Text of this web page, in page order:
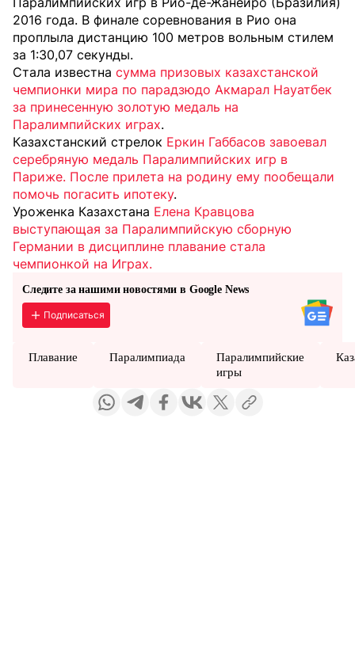
2016 года. В финале соревнования в Рио она
проплыла дистанцию 100 метров вольным стилем
за 1:30,07 секунды.
Стала известна сумма призовых казахстанской
чемпионки мира по парадзюдо Акмарал Науатбек
за принесенную золотую медаль на
Паралимпийских играх.
Казахстанский стрелок Еркин Габбасов завоевал
серебряную медаль Паралимпийских игр в
Париже. После прилета на родину ему пообещали
помочь погасить ипотеку.
Уроженка Казахстана Елена Кравцова
выступающая за Паралимпийскую сборную
Германии в дисциплине плавание стала
чемпионкой на Играх.
Следите за нашими новостями в Google News
Подписаться
Плавание Паралимпиада
Паралимпийские
игры